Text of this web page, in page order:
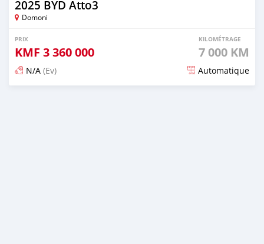
2025 BYD Atto3
Domoni
PRIX
KMF 3 360 000
KILOMÉTRAGE
7 000 KM
N/A (Ev) Automatique